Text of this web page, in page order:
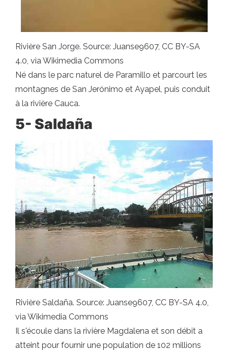
Rivière San Jorge. Source: Juanse9607, CC BY-SA
4.0, via Wikimedia Commons
Né dans le parc naturel de Paramillo et parcourt les
montagnes de San Jerónimo et Ayapel, puis conduit
à la rivière Cauca.
5- Saldaña
Rivière Saldaña. Source: Juanse9607, CC BY-SA 4.0,
via Wikimedia Commons
Il s'écoule dans la rivière Magdalena et son débit a
atteint pour fournir une population de 102 millions